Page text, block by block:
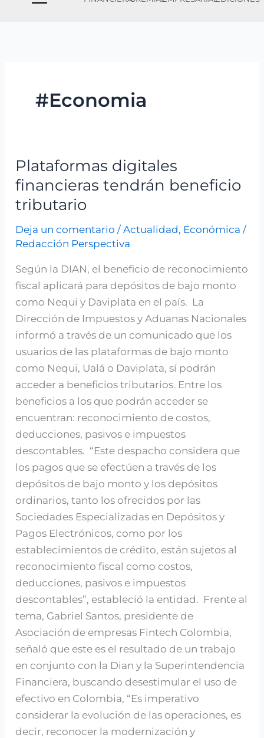
#Economia
Plataformas digitales
financieras tendrán beneficio
tributario
Deja un comentario /Actualidad, Económica /
Redacción Perspectiva
Según la DIAN, el beneficio de reconocimiento
fiscal aplicará para depósitos de bajo monto
como Nequi y Daviplata en el país. La
Dirección de Impuestos y Aduanas Nacionales
informó a través de un comunicado que los
usuarios de las plataformas de bajo monto
como Nequi, Ualá o Daviplata, sí podrán
acceder a beneficios tributarios. Entre los
beneficios a los que podrán acceder se
encuentran: reconocimiento de costos,
deducciones, pasivos e impuestos
descontables. “Este despacho considera que
los pagos que se efectúen a través de los
depósitos de bajo monto y los depósitos
ordinarios, tanto los ofrecidos por las
Sociedades Especializadas en Depósitos y
Pagos Electrónicos, como por los
establecimientos de crédito, están sujetos al
reconocimiento fiscal como costos,
deducciones, pasivos e impuestos
descontables”, estableció la entidad. Frente al
tema, Gabriel Santos, presidente de
Asociación de empresas Fintech Colombia,
señaló que este es el resultado de un trabajo
en conjunto con la Dian y la Superintendencia
Financiera, buscando desestimular el uso de
efectivo en Colombia, “Es imperativo
considerar la evolución de las operaciones, es
decir, reconocer la modernización y
Plataformas
digitales
financieras
tendrán
beneficio
tributario